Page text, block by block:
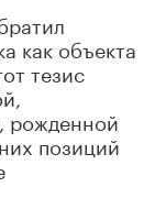
как объекта
тезис
рожденной
позиций